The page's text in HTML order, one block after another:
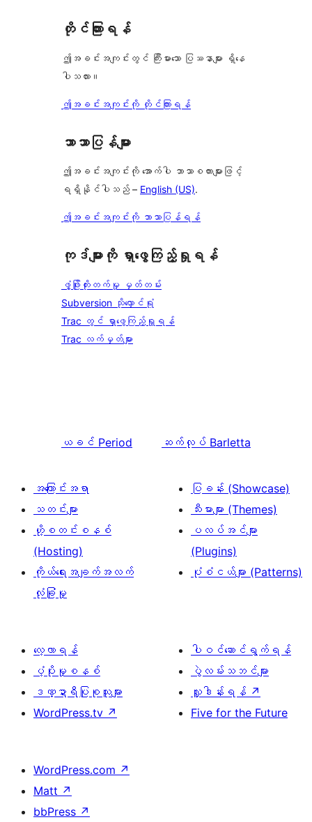
တိုင်ကြားရန်
ဤအခင်းအကျင်းတွင် ကြီးမားသော ပြဿနာများ ရှိနေ
ပါသလား။
ဤအခင်းအကျင်းကို တိုင်ကြားရန်
ဘာသာပြန်များ
ဤအခင်းအကျင်းကို အောက်ပါ ဘာသာစကားများဖြင့်
ရရှိနိုင်ပါသည် – English (US).
ဤအခင်းအကျင်းကို ဘာသာပြန်ရန်
ကုဒ်များကို ရှာဖွေကြည့်ရှုရန်
ဖွံ့ဖြိုးတိုးတက်မှု မှတ်တမ်း
Subversion သိုလှောင်ရုံ
Trac တွင် ရှာဖွေကြည့်ရှုရန်
Trac လက်မှတ်များ
ယခင် Period ဆက်လုပ် Barletta
အကြောင်းအရာ
သတင်းများ
ဟို့စတင်းစနစ်
(Hosting)
ကိုယ်ရေးအချက်အလက်
လုံခြုံမှု
ပြခန်း (Showcase)
သီးမားများ (Themes)
ပလပ်အင်များ
(Plugins)
ပုံစံငယ်များ (Patterns)
လေ့လာရန်
ပံ့ပိုးမှုစနစ်
ဒဏ္ဍာရီပြုစုသူများ
WordPress.tv ↗
ပါဝင်ဆောင်ရွက်ရန်
ပွဲလမ်းသဘင်များ
လှူဒါန်းရန် ↗
Five for the Future
WordPress.com ↗
Matt ↗
bbPress ↗